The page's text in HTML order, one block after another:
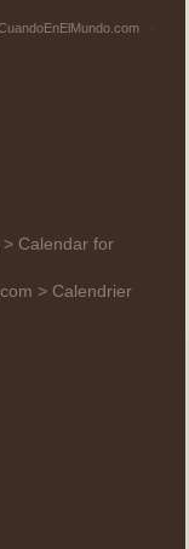
Calendar for
> Calendrier